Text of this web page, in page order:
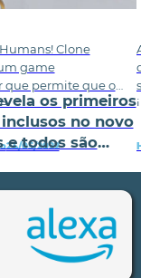
Clone
game
permite que os
24/05/2022
os primeiros
no novo
e todos são